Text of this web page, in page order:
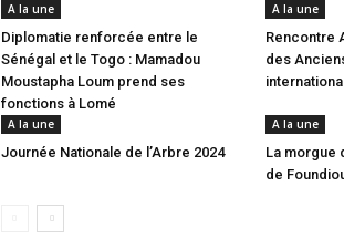
A la une
Diplomatie renforcée entre le
Sénégal et le Togo : Mamadou
Moustapha Loum prend ses
fonctions à Lomé
A la une
Rencontre
des
A la une
Journée Nationale de l’Arbre 2024
A la une
La morgue
de